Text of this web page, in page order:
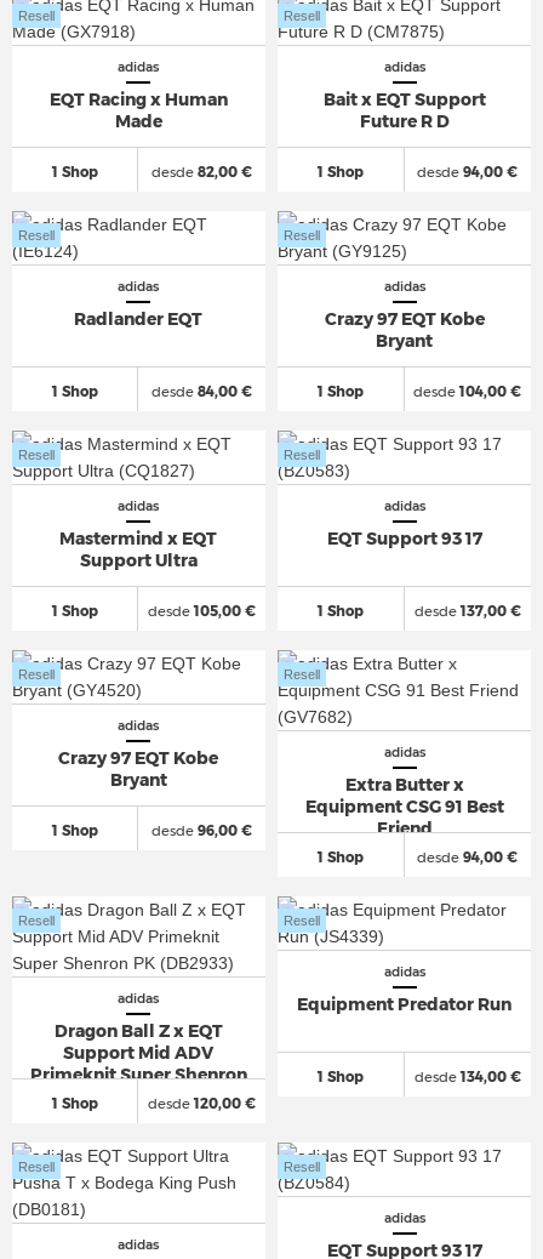
adidas
EQT Racing x Human
Made
1 Shop
Resell
desde82,00 €
adidas
Bait x EQT Support
Future R D
1 Shop
Resell
desde 94,00 €
adidas
Radlander EQT
1 Shop
Resell
desde84,00 €
adidas
Crazy 97 EQT Kobe
Bryant
1 Shop
Resell
desde104,00 €
adidas
Mastermind x EQT
Support Ultra
1 Shop
Resell
desde105,00 €
adidas
EQT Support 93 17
1 Shop
Resell
desde137,00 €
adidas
Crazy 97 EQT Kobe
Bryant
1 Shop
Resell
desde96,00 €
adidas
Extra Butter x
Equipment CSG 91 Best
Friend
1 Shop
Resell
desde 94,00 €
adidas
Dragon Ball Z x EQT
Support Mid ADV
Primeknit Super Shenron
PK
1 Shop
Resell
desde120,00 €
adidas
Equipment Predator Run
1 Shop
Resell
desde134,00 €
adidas
Resell
adidas
EQT Support 93 17
Resell